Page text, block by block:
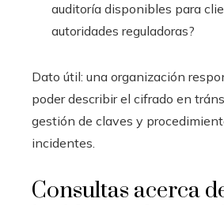
auditoría disponibles para
autoridades reguladoras?
Dato útil: una organización
poder describir el cifrado en
gestión de claves y
incidentes.
Consultas acerca